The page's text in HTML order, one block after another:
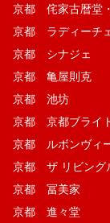
京都 侘家古暦堂
京都 ラディーチ
京都 シナジェ
京都 亀屋則克
京都 池坊
京都 京都ブライ
京都 ルボンヴィ
京都 ザ リビング
京都 冨美家
京都 進々堂